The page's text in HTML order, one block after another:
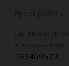
193459523